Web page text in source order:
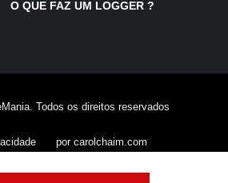
O QUE FAZ UM LOGGER ?
Todos os direitos reservados
por carolchaim.com